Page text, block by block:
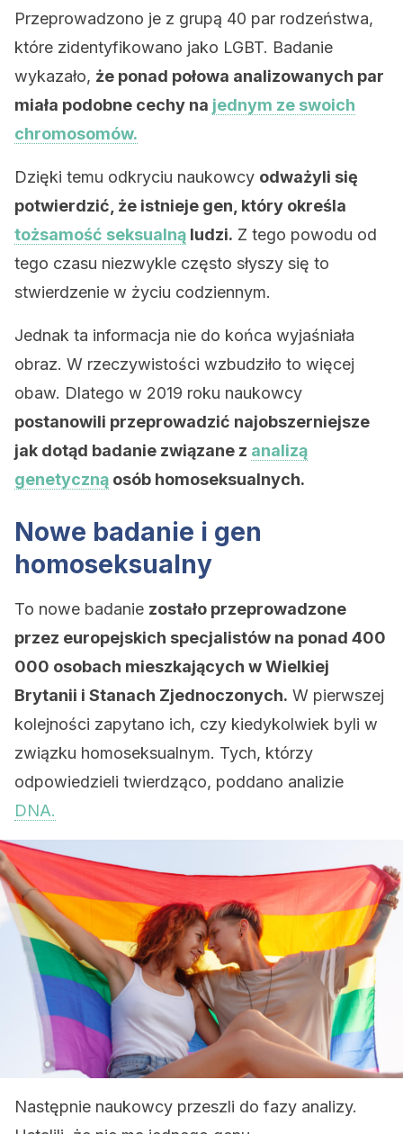
Przeprowadzono je z grupą 40 par rodzeństwa,
które zidentyfikowano jako LGBT. Badanie
wykazało, że ponad połowa analizowanych par
miała podobne cechy na jednym ze swoich
chromosomów.
Dzięki temu odkryciu naukowcy odważyli się
potwierdzić, że istnieje gen, który określa
tożsamość seksualną ludzi. Z tego powodu od
tego czasu niezwykle często słyszy się to
stwierdzenie w życiu codziennym.
Jednak ta informacja nie do końca wyjaśniała
obraz. W rzeczywistości wzbudziło to więcej
obaw. Dlatego w 2019 roku naukowcy
postanowili przeprowadzić najobszerniejsze
jak dotąd badanie związane z analizą
genetyczną osób homoseksualnych.
Nowe badanie i gen
homoseksualny
To nowe badanie zostało przeprowadzone
przez europejskich specjalistów na ponad 400
000 osobach mieszkających w Wielkiej
Brytanii i Stanach Zjednoczonych. W pierwszej
kolejności zapytano ich, czy kiedykolwiek byli w
związku homoseksualnym. Tych, którzy
odpowiedzieli twierdząco, poddano analizie
DNA.
Następnie naukowcy przeszli do fazy analizy.